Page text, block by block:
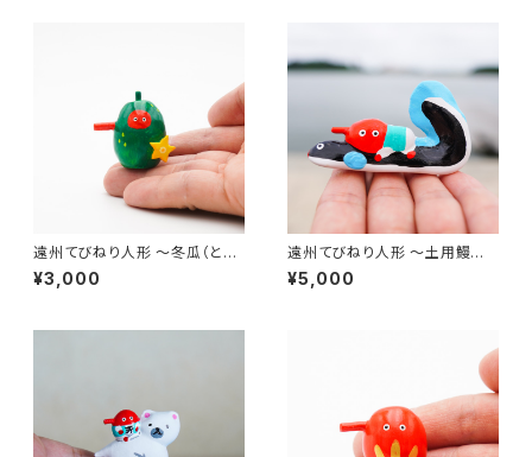
遠州てびねり人形 〜冬瓜（とう
がん）〜｜高さ約4cm
¥3,000
遠州てびねり人形 〜土用鰻〜
｜全長約7cm
¥5,000